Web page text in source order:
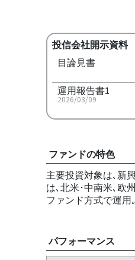
投信会社開示資料
目論見書
運用報告書1
2026/03/09
ファンドの特色
主要投資対象は､新
は､北米･中南米､欧
ファンド方式で運用
パフォーマンス